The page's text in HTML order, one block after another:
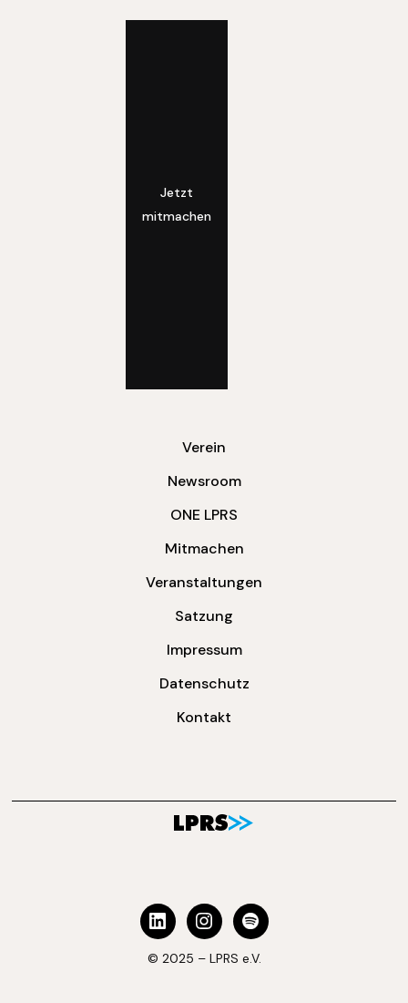
Jetzt
mitmachen
Verein
Newsroom
ONE LPRS
Mitmachen
Veranstaltungen
Satzung
Impressum
Datenschutz
Kontakt
© 2025 – LPRS e.V.